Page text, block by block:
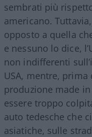
sembrati più
americano.
opposto a quella
e nessuno lo dice,
non indifferenti
USA, mentre,
produzione made in
essere troppo
auto tedesche che
asiatiche, sulle